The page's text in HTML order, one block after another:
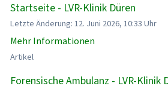
Startseite - LVR-Klinik Düren
Letzte Änderung: 12. Juni 2026, 10:33 Uhr
Mehr Informationen
Artikel
Forensische Ambulanz - LVR-Klinik